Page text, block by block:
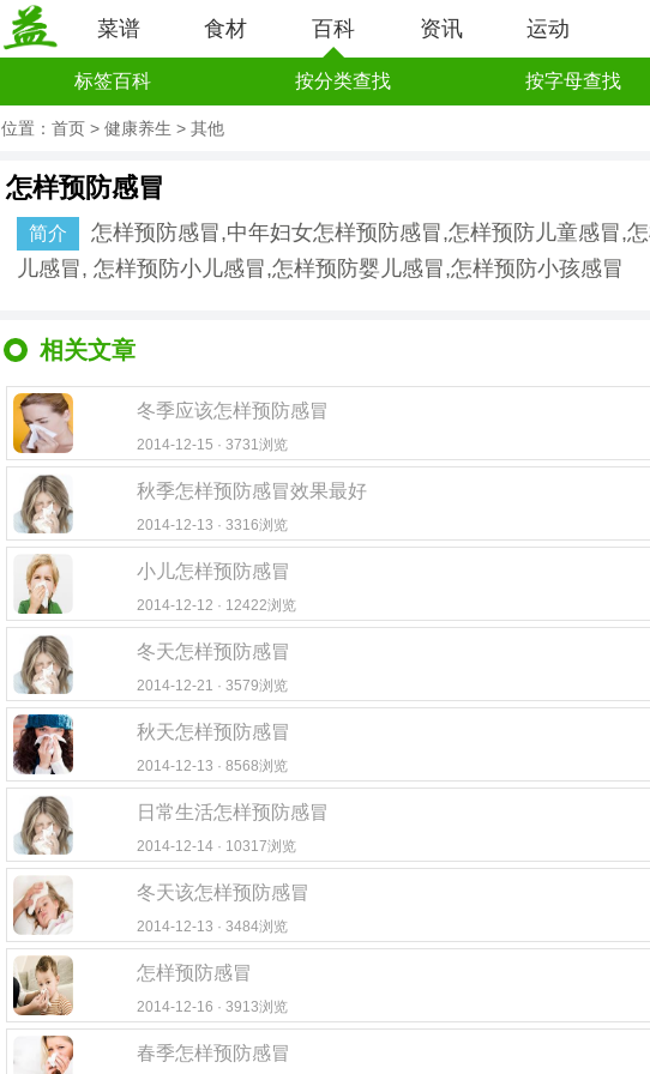
菜谱 食材 百科 资讯 运动
标签百科 按分类查找 按字母查找
位置： 首页 > 健康养生 > 其他
怎样预防感冒
简介
怎样预防感冒,中年妇女怎样预防感冒,怎样预防儿童感冒,
儿感冒, 怎样预防小儿感冒,怎样预防婴儿感冒,怎样预防小孩感冒
相关文章
冬季应该怎样预防感冒
2014-12-15 · 3731浏览
秋季怎样预防感冒效果最好
2014-12-13 · 3316浏览
小儿怎样预防感冒
2014-12-12 · 12422浏览
冬天怎样预防感冒
2014-12-21 · 3579浏览
秋天怎样预防感冒
2014-12-13 · 8568浏览
日常生活怎样预防感冒
2014-12-14 · 10317浏览
冬天该怎样预防感冒
2014-12-13 · 3484浏览
怎样预防感冒
2014-12-16 · 3913浏览
春季怎样预防感冒